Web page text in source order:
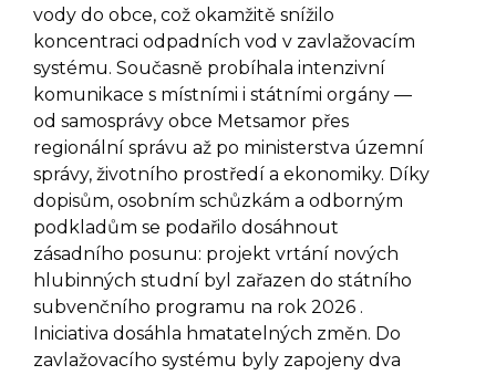
vody do obce, což okamžitě snížilo
koncentraci odpadních vod v zavlažovacím
systému. Současně probíhala intenzivní
komunikace s místními i státními orgány —
od samosprávy obce Metsamor přes
regionální správu až po ministerstva územní
správy, životního prostředí a ekonomiky. Díky
dopisům, osobním schůzkám a odborným
podkladům se podařilo dosáhnout
zásadního posunu: projekt vrtání nových
hlubinných studní byl zařazen do státního
subvenčního programu na rok 2026 .
Iniciativa dosáhla hmatatelných změn. Do
zavlažovacího systému byly zapojeny dva